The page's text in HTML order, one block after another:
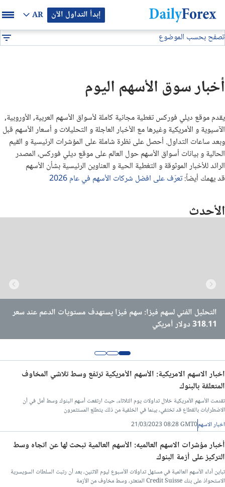
إبدأ التداول الآن AR
بيان إعلاني
تصفح بحسب الموضوع
فتوى الفوركس
فيديوهات تعليمية
أخبار السلع
مؤتمرات فوركس
التحليلات الاساسية
أخبار العملات
البيانات الصحفية لوسطاء الفوركس
أخبار سوق الأسهم اليوم
يقدم موقع ديلي فوركس تغطية مجانية كاملة لأسواق الأسهم العربية, الأوروبية,
الآسيوية و الأمريكية وغيرها مع الأخبار العاجلة و التحليلات و أسعار الأسهم قبل
وبعد ساعات التداول. أحصل على نظرة شاملة على المؤشرات الرئيسية و القيم
الحالية و بيانات أسواق الأسهم حول العالم على موقع ديلي فوركس، المصدر
الرائدللأخبار الموثوقة و التغطية الحية و العناوين الرئيسية بشأن الأسهم
قد يهمك أيضاً:تعرّف على افضل شركات الأسهم في عام 2026
الأحدث
التحليل الفني لسهم فيزا: سهم فيزا يستهدف مستويات الدعم عند سعر
318.11 دولار أمريكي
التحليل الفني لسهم صوفي في البورصة الأمريكية: سهم صوفي يتراجع
الي مستوي سعر 20.78 دولار أمريكي
التحليل الفني لسهم قو للاتصالات في السوق السعودي: سهم قو
للاتصالات يقفز الي سعر 98.55 ريال سعودي
اخبار الاسهم الامريكية: الأسهم الأمريكية ترتفع وسط تلاشي المخاوف
المتعلقة بالبنوك
تقدمت الأسهم الأمريكية خلال تداولات يوم الثلاثاء، حيث ارتفعت أسهم البنوك وسط أمل في أن
الاضطرابات بالقطاع قد تختفي، بينما في الخلفية من ذلك يتطلع المستثمرون
اخبار الاسهم21/03/2023 08:28 GMT0
أخبار مؤشرات الاسهم العالميه: الأسهم العالمية تبحث لها عن اتجاه وسط
التركيز على أزمة البنوك
تباين أداء الأسهم العالمية في مستهل تداولات الأسبوع ليوم الاثنين، بعد أن رتبت السلطات السويسرية
الاستحواذ على بنك Credit Suisse المتعثر، وسط مخاوف من الأزمة